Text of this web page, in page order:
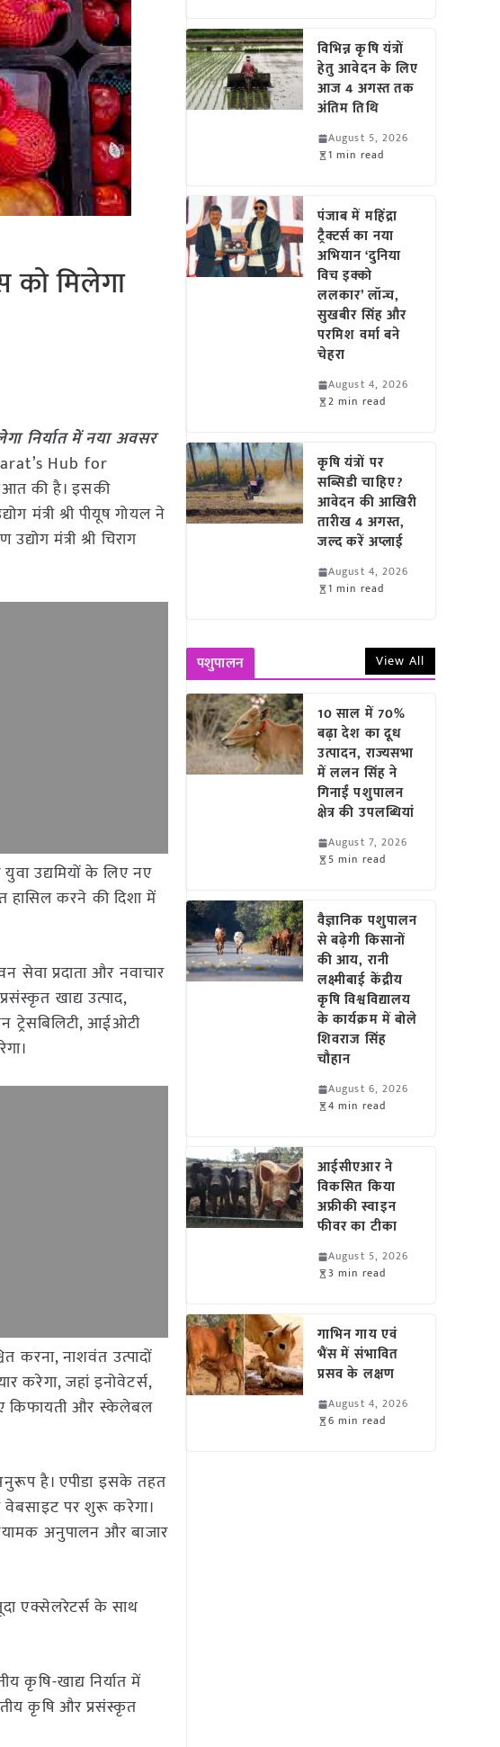
को मिलेगा
निर्यात में नया अवसर
Hub for
की है। इसकी
मंत्री श्री पीयूष गोयल ने
मंत्री श्री चिराग
उद्यमियों के लिए नए
हासिल करने की दिशा में
सेवा प्रदाता और नवाचार
खाद्य उत्पाद,
ट्रेसबिलिटी, आईओटी
करना, नाशवंत उत्पादों
करेगा, जहां इनोवेटर्स,
किफायती और स्केलेबल
है। एपीडा इसके तहत
वेबसाइट पर शुरू करेगा।
अनुपालन और बाजार
एक्सेलरेटर्स के साथ
कृषि-खाद्य निर्यात में
कृषि और प्रसंस्कृत
विभिन्न कृषि यंत्रों
हेतु आवेदन के लिए
आज 4 अगस्त तक
अंतिम तिथि
August 5, 2026
1 min read
पंजाब में महिंद्रा
ट्रैक्टर्स का नया
अभियान ‘दुनिया
विच इक्को
ललकार’ लॉन्च,
सुखबीर सिंह और
परमिश वर्मा बने
चेहरा
August 4, 2026
2 min read
कृषि यंत्रों पर
सब्सिडी चाहिए?
आवेदन की आखिरी
तारीख 4 अगस्त,
जल्द करें अप्लाई
August 4, 2026
1 min read
पशुपालन View All
10 साल में 70%
बढ़ा देश का दूध
उत्पादन, राज्यसभा
में ललन सिंह ने
गिनाईं पशुपालन
क्षेत्र की उपलब्धियां
August 7, 2026
5 min read
वैज्ञानिक पशुपालन
से बढ़ेगी किसानों
की आय, रानी
लक्ष्मीबाई केंद्रीय
कृषि विश्वविद्यालय
के कार्यक्रम में बोले
शिवराज सिंह
चौहान
August 6, 2026
4 min read
आईसीएआर ने
विकसित किया
अफ्रीकी स्वाइन
फीवर का टीका
August 5, 2026
3 min read
गाभिन गाय एवं
भैंस में संभावित
प्रसव के लक्षण
August 4, 2026
6 min read